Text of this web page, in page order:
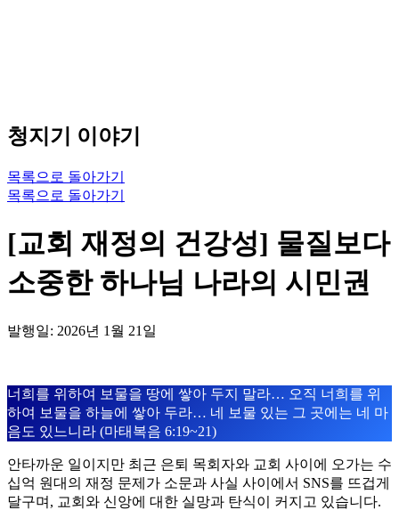
청지기 이야기
목록으로 돌아가기
목록으로 돌아가기
[교회 재정의 건강성] 물질보다
소중한 하나님 나라의 시민권
발행일: 2026년 1월 21일
너희를 위하여 보물을 땅에 쌓아 두지 말라… 오직 너희를 위
하여 보물을 하늘에 쌓아 두라… 네 보물 있는 그 곳에는 네 마
음도 있느니라 (마태복음 6:19~21)
안타까운 일이지만 최근 은퇴 목회자와 교회 사이에 오가는 수
십억 원대의 재정 문제가 소문과 사실 사이에서 SNS를 뜨겁게
달구며, 교회와 신앙에 대한 실망과 탄식이 커지고 있습니다.